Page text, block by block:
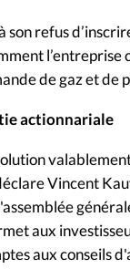
son refus
de gaz et de
actionnariale
Vincent
aux
aux conseils